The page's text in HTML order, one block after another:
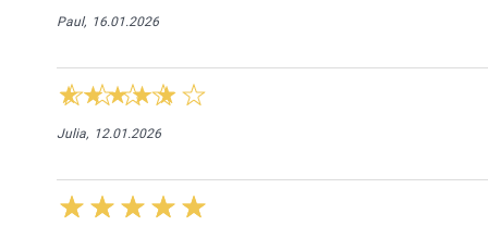
Paul, 16.01.2026
Julia, 12.01.2026